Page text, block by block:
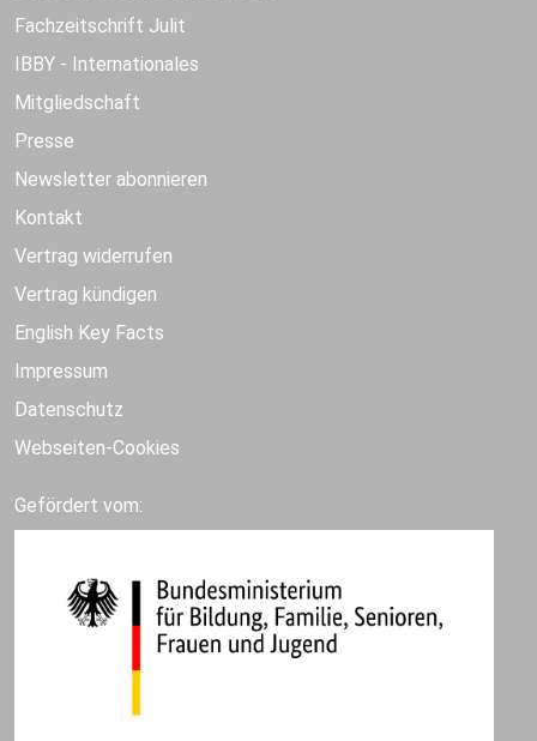
Fachzeitschrift Julit
IBBY - Internationales
Mitgliedschaft
Presse
Newsletter abonnieren
Kontakt
Vertrag widerrufen
Vertrag kündigen
English Key Facts
Impressum
Datenschutz
Webseiten-Cookies
Gefördert vom: